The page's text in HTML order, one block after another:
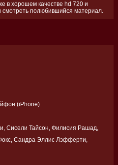
в хорошем качестве hd 720 и
смотреть полюбившийся материал.
(iPhone)
Сисели Тайсон, Филисия Рашад,
Сандра Эллис Лэфферти,